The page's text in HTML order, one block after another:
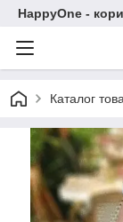
HappyOne -
Каталог